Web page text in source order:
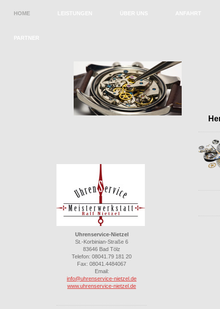
HOME LEISTUNGEN ÜBER UNS ANFAHRT
PARTNER
Uhrenservice-Nietzel
St.-Korbinian-Straße 6
83646 Bad Tölz
Telefon: 08041.79 181 20
Fax: 08041.4484067
Email:
info@uhrenservice-nietzel.de
www.uhrenservice-nietzel.de